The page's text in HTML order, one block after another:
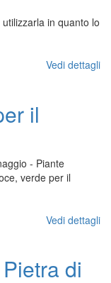
in quanto lo
Vedi dettagli
il
- Piante
verde per il
Vedi dettagli
di